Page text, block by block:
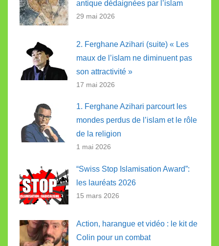
antique dédaignées par l’islam
29 mai 2026
2. Ferghane Azihari (suite) « Les
maux de l’islam ne diminuent pas
son attractivité »
17 mai 2026
1. Ferghane Azihari parcourt les
mondes perdus de l’islam et le rôle
de la religion
1 mai 2026
“Swiss Stop Islamisation Award”:
les lauréats 2026
15 mars 2026
Action, harangue et vidéo : le kit de
Colin pour un combat